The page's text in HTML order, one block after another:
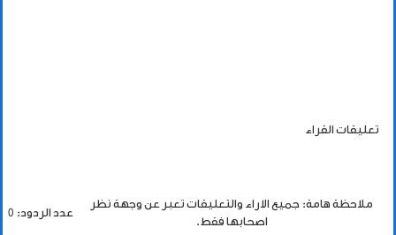
تعليقات القراء
ملاحظة هامة: جميع الاراء والتعليقات تعبر عن وجهة نظر
اصحابها فقط.
عدد الردود: 0